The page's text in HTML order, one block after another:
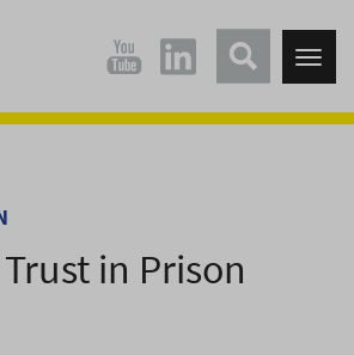
in Prison